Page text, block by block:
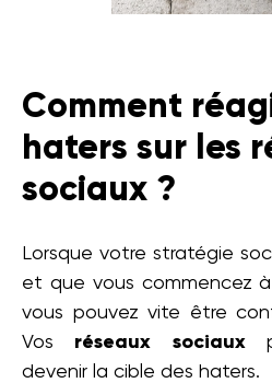
Comment
haters sur les
sociaux ?
Lorsque votre stratégie
et que vous commencez
vous pouvez vite être
Vos réseaux sociaux
devenir la cible des haters.